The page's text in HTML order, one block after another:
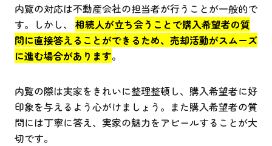
内覧の対応は不動産会社の担当者が行うことが一般的で
す。しかし、 相続人が立ち会うことで購入希望者の質
問に直接答えることができるため、売却活動がスムーズ
に進む場合があります。
内覧の際は実家をきれいに整理整頓し、購入希望者に好
印象を与えるよう心がけましょう。また購入希望者の質
問には丁寧に答え、実家の魅力をアピールすることが大
切です。